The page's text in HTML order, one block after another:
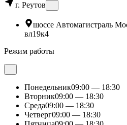
г. Реутов
шоссе Автомагистраль
вл19к4
Режим работы
Понедельник09:00 — 18:30
Вторник09:00 — 18:30
Среда09:00 — 18:30
Четверг09:00 — 18:30